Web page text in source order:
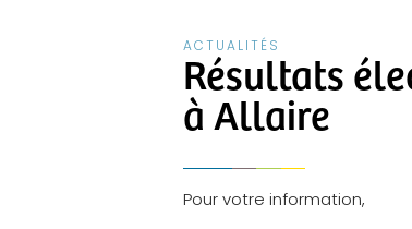
ACTUALITÉS
Résultats
à Allaire
Pour votre information,